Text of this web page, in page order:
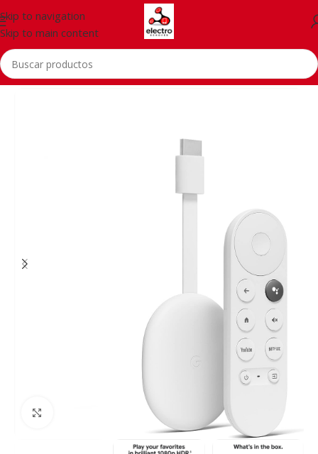
Skip to navigation
Skip to main content
Inicio/Accessorios